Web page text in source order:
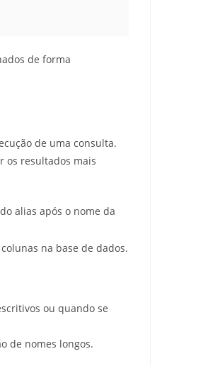
de forma
de uma consulta.
os resultados mais
alias após o nome da
na base de dados.
ou quando se
de nomes longos.